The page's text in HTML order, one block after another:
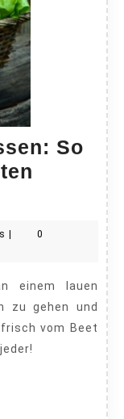
So
Garten0
zu gehen und
vom Beet